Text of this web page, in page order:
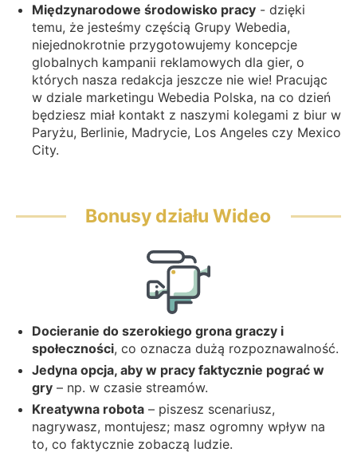
Międzynarodowe środowisko pracy - dzięki
temu, że jesteśmy częścią Grupy Webedia,
niejednokrotnie przygotowujemy koncepcje
globalnych kampanii reklamowych dla gier, o
których nasza redakcja jeszcze nie wie! Pracując
w dziale marketingu Webedia Polska, na co dzień
będziesz miał kontakt z naszymi kolegami z biur w
Paryżu, Berlinie, Madrycie, Los Angeles czy Mexico
City.
Bonusy działu Wideo
Docieranie do szerokiego grona graczy i
społeczności, co oznacza dużą rozpoznawalność.
Jedyna opcja, aby w pracy faktycznie pograć w
gry – np. w czasie streamów.
Kreatywna robota – piszesz scenariusz,
nagrywasz, montujesz; masz ogromny wpływ na
to, co faktycznie zobaczą ludzie.